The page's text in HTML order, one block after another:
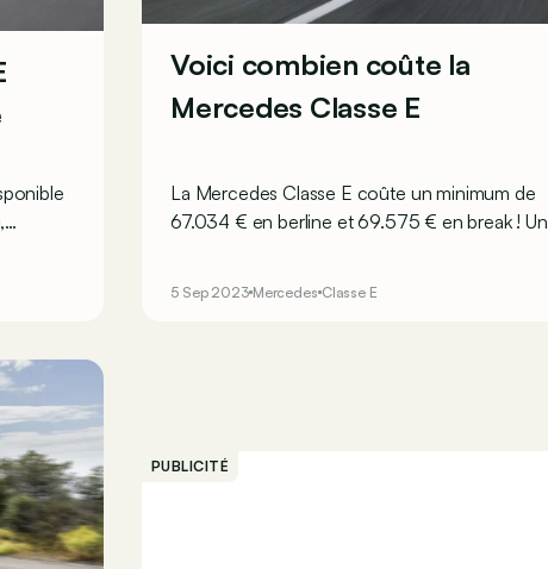
Voici combien coûte la
Mercedes Classe E
La Mercedes Classe E coûte un minimum de
67.034 € en berline et 69.575 € en break ! Un
5 Sep 2023 Mercedes Classe E
PUBLICITÉ